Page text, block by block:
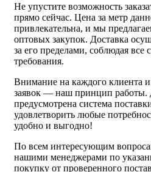
Не упустите возможность
прямо сейчас. Цена за метр
привлекательна, и мы
оптовых закупок. Доставка
за его пределами, соблюдая все
требования.
Внимание на каждого клиента и
заявок — наш принцип работы.
предусмотрена система
удовлетворить любые
удобно и выгодно!
По всем интересующим
нашими менеджерами по
покупку от проверенного